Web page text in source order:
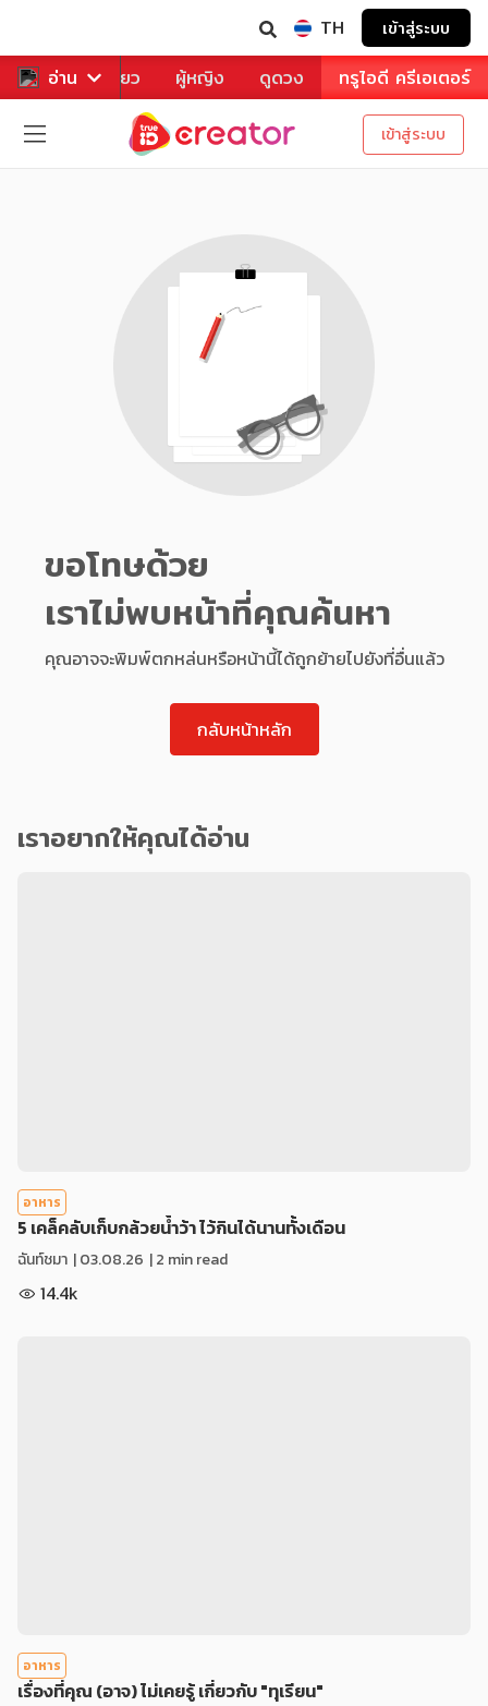
TH เข้าสู่ระบบ
อ่าน
หาร ท่องเที่ยว ผู้หญิง ดูดวง ทรูไอดี ครีเอเตอร์
เข้าสู่ระบบ
ขอโทษด้วย
เราไม่พบหน้าที่คุณค้นหา
คุณอาจจะพิมพ์ตกหล่นหรือหน้านี้ได้ถูกย้ายไปยังที่อื่นแล้ว
กลับหน้าหลัก
เราอยากให้คุณได้อ่าน
อาหาร
5 เคล็คลับเก็บกล้วยน้ำว้า ไว้กินได้นานทั้งเดือน
ฉันท์ชมา |03.08.26 | 2 min read
14.4k
อาหาร
เรื่องที่คุณ (อาจ) ไม่เคยรู้ เกี่ยวกับ "ทุเรียน"